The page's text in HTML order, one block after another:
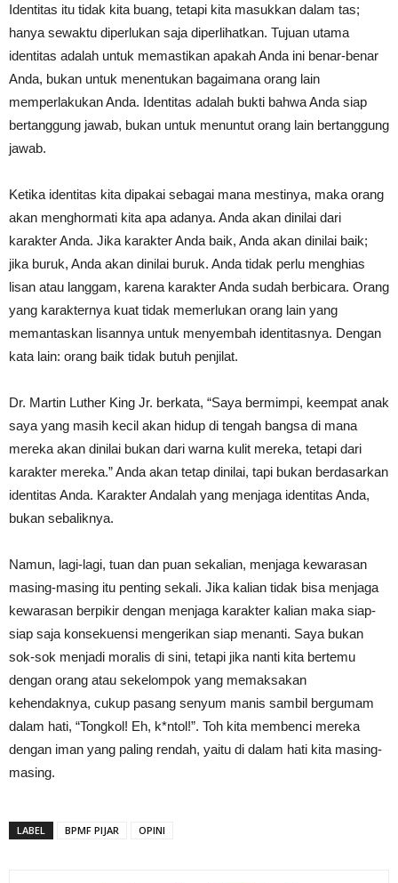
Identitas itu tidak kita buang, tetapi kita masukkan dalam tas;
hanya sewaktu diperlukan saja diperlihatkan. Tujuan utama
identitas adalah untuk memastikan apakah Anda ini benar-benar
Anda, bukan untuk menentukan bagaimana orang lain
memperlakukan Anda. Identitas adalah bukti bahwa Anda siap
bertanggung jawab, bukan untuk menuntut orang lain bertanggung
jawab.
Ketika identitas kita dipakai sebagai mana mestinya, maka orang
akan menghormati kita apa adanya. Anda akan dinilai dari
karakter Anda. Jika karakter Anda baik, Anda akan dinilai baik;
jika buruk, Anda akan dinilai buruk. Anda tidak perlu menghias
lisan atau langgam, karena karakter Anda sudah berbicara. Orang
yang karakternya kuat tidak memerlukan orang lain yang
memantaskan lisannya untuk menyembah identitasnya. Dengan
kata lain: orang baik tidak butuh penjilat.
Dr. Martin Luther King Jr. berkata, “Saya bermimpi, keempat anak
saya yang masih kecil akan hidup di tengah bangsa di mana
mereka akan dinilai bukan dari warna kulit mereka, tetapi dari
karakter mereka.” Anda akan tetap dinilai, tapi bukan berdasarkan
identitas Anda. Karakter Andalah yang menjaga identitas Anda,
bukan sebaliknya.
Namun, lagi-lagi, tuan dan puan sekalian, menjaga kewarasan
masing-masing itu penting sekali. Jika kalian tidak bisa menjaga
kewarasan berpikir dengan menjaga karakter kalian maka siap-
siap saja konsekuensi mengerikan siap menanti. Saya bukan
sok-sok menjadi moralis di sini, tetapi jika nanti kita bertemu
dengan orang atau sekelompok yang memaksakan
kehendaknya, cukup pasang senyum manis sambil bergumam
dalam hati, “Tongkol! Eh, k*ntol!”. Toh kita membenci mereka
dengan iman yang paling rendah, yaitu di dalam hati kita masing-
masing.
LABEL BPMF PIJAR OPINI